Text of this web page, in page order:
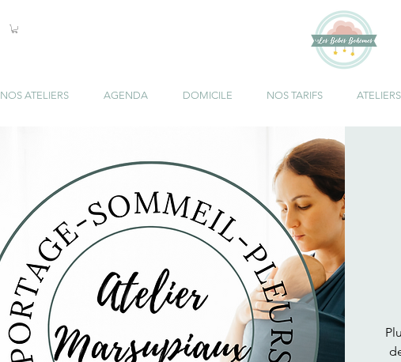
NOS ATELIERS AGENDA DOMICILE NOS TARIFS